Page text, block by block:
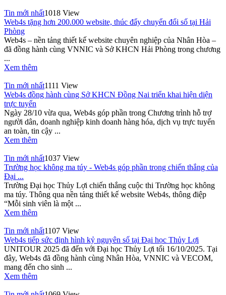
Tin mới nhất1018 View
Web4s tặng hơn 200.000 website, thúc đẩy chuyển đổi số tại Hải
Phòng
Web4s – nền tảng thiết kế website chuyên nghiệp của Nhân Hòa –
đã đồng hành cùng VNNIC và Sở KHCN Hải Phòng trong chương
...
Xem thêm
Tin mới nhất1111 View
Web4s đồng hành cùng Sở KHCN Đồng Nai triển khai hiện diện
trực tuyến
Ngày 28/10 vừa qua, Web4s góp phần trong Chương trình hỗ trợ
người dân, doanh nghiệp kinh doanh hàng hóa, dịch vụ trực tuyến
an toàn, tin cậy ...
Xem thêm
Tin mới nhất1037 View
Trường học không ma túy - Web4s góp phần trong chiến thắng của
Đại ...
Trường Đại học Thủy Lợi chiến thắng cuộc thi Trường học không
ma túy. Thông qua nền tảng thiết kế website Web4s, thông điệp
“Mỗi sinh viên là một ...
Xem thêm
Tin mới nhất1107 View
Web4s tiếp sức định hình kỷ nguyên số tại Đại học Thủy Lợi
UNITOUR 2025 đã đến với Đại học Thủy Lợi tối 16/10/2025. Tại
đây, Web4s đã đồng hành cùng Nhân Hòa, VNNIC và VECOM,
mang đến cho sinh ...
Xem thêm